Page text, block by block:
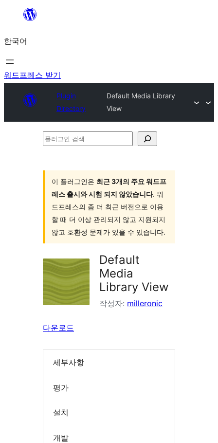
츠
로
바
한국어
워드프레스 받기
Plugin
Directory
Default Media Library
View
플
이 플러그인은 최근 3개의 주요 워드프
레스 출시와 시험 되지 않았습니다. 워
드프레스의 좀 더 최근 버전으로 이용
할 때 더 이상 관리되지 않고 지원되지
않고 호환성 문제가 있을 수 있습니다.
Default
Media
Library View
작성자: milleronic
다운로드
세부사항
평가
설치
개발